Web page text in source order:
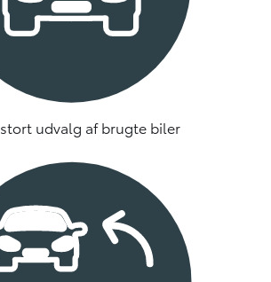
stort udvalg af brugte biler